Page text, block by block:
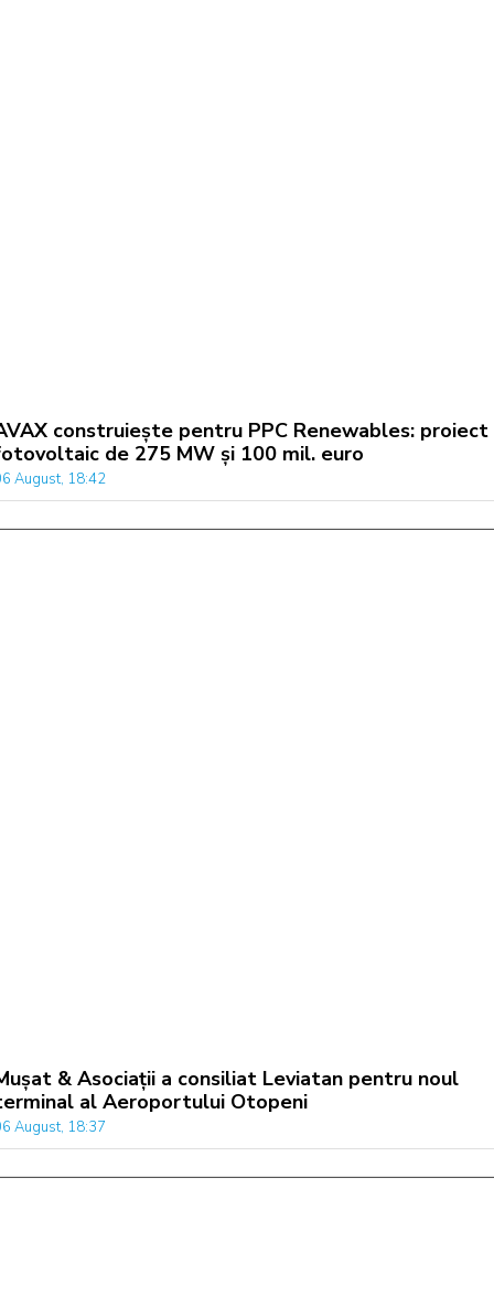
construiește pentru PPC Renewables: proiect
de 275 MW și 100 mil. euro
August, 18:42
& Asociații a consiliat Leviatan pentru noul
al Aeroportului Otopeni
August, 18:37